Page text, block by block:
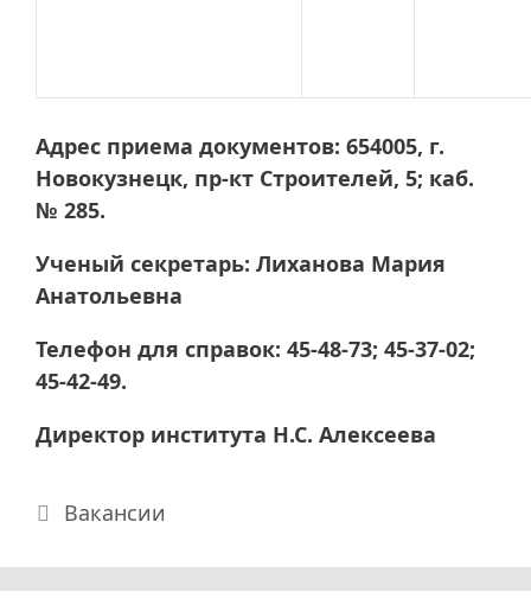
Адрес приема документов: 654005, г.
Новокузнецк, пр-кт Строителей, 5; каб.
№ 285.
Ученый секретарь: Лиханова Мария
Анатольевна
Телефон для справок: 45-48-73; 45-37-02;
45-42-49.
Директор института Н.С. Алексеева
Рубрики
Вакансии